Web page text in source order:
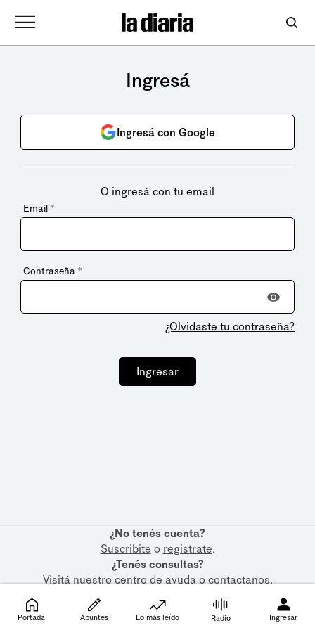
Ingresá
Ingresá con Google
O ingresá con tu email
Email *
Contraseña *
¿Olvidaste tu contraseña?
Ingresar
¿No tenés cuenta?
Suscribite o registrate.
¿Tenés consultas?
Visitá nuestrocentro de ayudaocontactanos.
Portada Apuntes Lo más leído Radio Ingresar